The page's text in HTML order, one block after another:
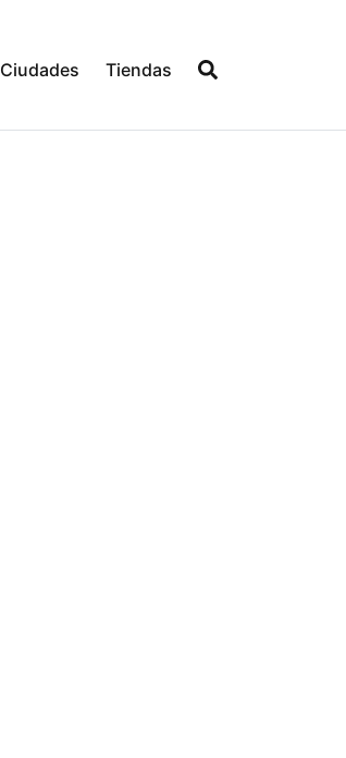
Ciudades Tiendas